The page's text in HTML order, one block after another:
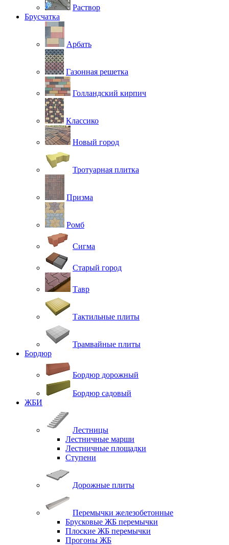
Раствор
Брусчатка
Арбать
Газонная решетка
Голландский кирпич
Классико
Новый город
Тротуарная плитка
Призма
Ромб
Сигма
Старый город
Тавр
Тактильные плиты
Трамвайные плиты
Бордюр
Бордюр дорожный
Бордюр садовый
ЖБИ
Лестницы
Лестничные марши
Лестничные площадки
Ступени
Дорожные плиты
Перемычки железобетонные
Брусковые ЖБ перемычки
Плоские ЖБ перемычки
Прогоны ЖБ